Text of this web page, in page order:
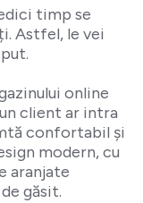
timp se
Astfel, le vei
online
client ar intra
confortabil și
modern, cu
aranjate
găsit.